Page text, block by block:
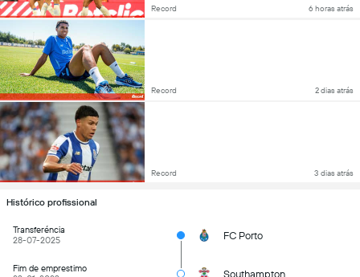
Record 6 horas atrás
Record 2 dias atrás
Record 3 dias atrás
Histórico profissional
Transferéncia
28-07-2025
FC Porto
Fim de emprestimo
Southampton